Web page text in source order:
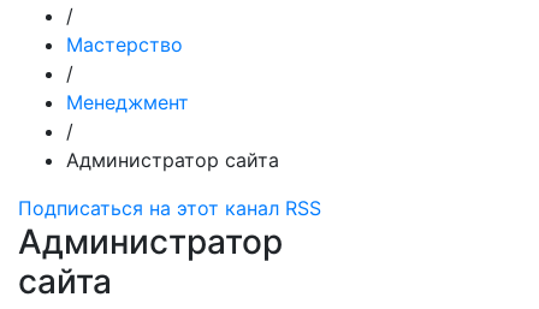
/
Мастерство
/
Менеджмент
/
Администратор сайта
Подписаться на этот канал RSS
Администратор
сайта